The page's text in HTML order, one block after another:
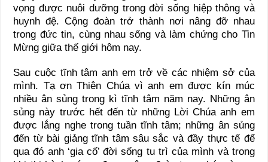
vọng được nuôi dưỡng trong đời sống hiệp thông và
huynh đệ. Cộng đoàn trở thành nơi nâng đỡ nhau
trong đức tin, cùng nhau sống và làm chứng cho Tin
Mừng giữa thế giới hôm nay.
Sau cuộc tĩnh tâm anh em trở về các nhiệm sở của
mình. Tạ ơn Thiên Chúa vì anh em được kín múc
nhiều ân sủng trong kì tĩnh tâm năm nay. Những ân
sủng này trước hết đến từ những Lời Chúa anh em
được lắng nghe trong tuần tĩnh tâm; những ân sủng
đến từ bài giảng tĩnh tâm sâu sắc và đầy thực tế để
qua đó anh ‘gia cố’ đời sống tu trì của mình và trong